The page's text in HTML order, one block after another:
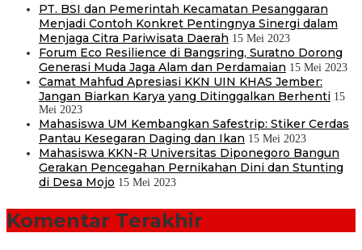
PT. BSI dan Pemerintah Kecamatan Pesanggaran
Menjadi Contoh Konkret Pentingnya Sinergi dalam
Menjaga Citra Pariwisata Daerah 15 Mei 2023
Forum Eco Resilience di Bangsring, Suratno Dorong
Generasi Muda Jaga Alam dan Perdamaian 15 Mei 2023
Camat Mahfud Apresiasi KKN UIN KHAS Jember:
Jangan Biarkan Karya yang Ditinggalkan Berhenti 15
Mei 2023
Mahasiswa UM Kembangkan Safestrip: Stiker Cerdas
Pantau Kesegaran Daging dan Ikan 15 Mei 2023
Mahasiswa KKN-R Universitas Diponegoro Bangun
Gerakan Pencegahan Pernikahan Dini dan Stunting
di Desa Mojo 15 Mei 2023
Komentar Terakhir